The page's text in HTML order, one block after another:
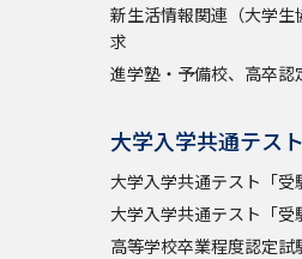
新生活情報関連（大学
求
進学塾・予備校、高卒認
大学入学共通テス
大学入学共通テスト「受
大学入学共通テスト「受
高等学校卒業程度認定試